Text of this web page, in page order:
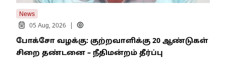
News
05 Aug, 2026
போக்சோ வழக்கு: குற்றவாளிக்கு 20 ஆண்டுகள்
சிறை தண்டனை – நீதிமன்றம் தீர்ப்பு